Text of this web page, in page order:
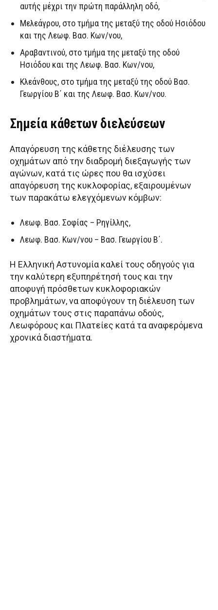
αυτής μέχρι την πρώτη παράλληλη οδό,
Μελεάγρου, στο τμήμα της μεταξύ της οδού Ησιόδου
και της Λεωφ. Βασ. Κων/νου,
Αραβαντινού, στο τμήμα της μεταξύ της οδού
Ησιόδου και της Λεωφ. Βασ. Κων/νου,
Κλεάνθους, στο τμήμα της μεταξύ της οδού Βασ.
Γεωργίου Β΄ και της Λεωφ. Βασ. Κων/νου.
Σημεία κάθετων διελεύσεων
Απαγόρευση της κάθετης διέλευσης των
οχημάτων από την διαδρομή διεξαγωγής των
αγώνων, κατά τις ώρες που θα ισχύσει
απαγόρευση της κυκλοφορίας, εξαιρουμένων
των παρακάτω ελεγχόμενων κόμβων:
Λεωφ. Βασ. Σοφίας – Ρηγίλλης,
Λεωφ. Βασ. Κων/νου – Βασ. Γεωργίου Β΄.
Η Ελληνική Αστυνομία καλεί τους οδηγούς για
την καλύτερη εξυπηρέτησή τους και την
αποφυγή πρόσθετων κυκλοφοριακών
προβλημάτων, να αποφύγουν τη διέλευση των
οχημάτων τους στις παραπάνω οδούς,
Λεωφόρους και Πλατείες κατά τα αναφερόμενα
χρονικά διαστήματα.